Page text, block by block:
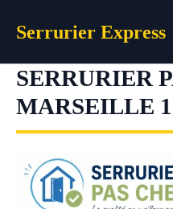
Serrurier Express
SERRURIER
MARSEILLE